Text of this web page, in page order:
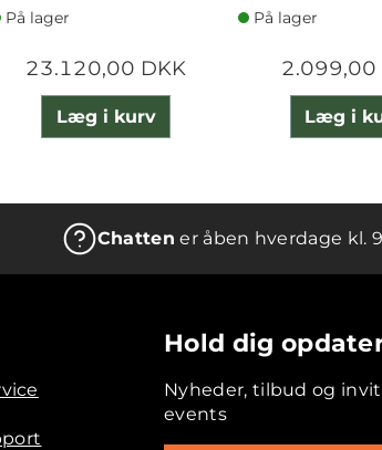
På lager
23.120,00 DKK
Læg i kurv
På lager
2.099,00
Læg i
Chatten er åben hverdage kl. 9
Hold dig
Nyheder, tilbud og
events